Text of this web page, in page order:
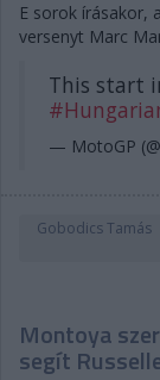
E sorok írásakor,
versenyt Marc
This start
— MotoGP
Gobodics Tamás
Montoya
segít